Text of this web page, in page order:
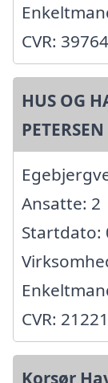
CVR:
HUS OG
PETERSEN
Ansatte: 2
Startdato:
CVR:
Korsør